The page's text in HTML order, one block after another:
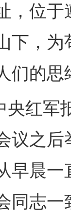
位于
下，
们的
红军
议之
早晨
同志